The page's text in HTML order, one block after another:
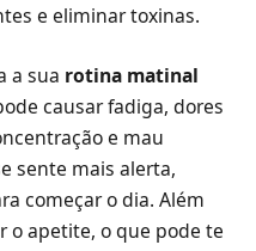
e eliminar toxinas.
a sua rotina matinal
causar fadiga, dores
e mau
sente mais alerta,
começar o dia. Além
o apetite, o que pode te